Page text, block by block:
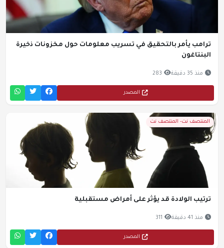
ترامب يأمر بالتحقيق في تسريب معلومات حول مخزونات ذخيرة
البنتاغون
منذ 35 دقيقة 283
المصدر
المنتصف نت- المنتصف نت
ترتيب الولادة قد يؤثر على أمراض مستقبلية
منذ 41 دقيقة 311
المصدر